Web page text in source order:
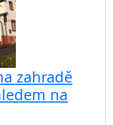
zahradě
na